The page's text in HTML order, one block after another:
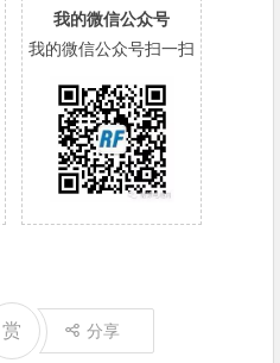
我的微信公众号
我的微信公众号扫一扫
赏 分享